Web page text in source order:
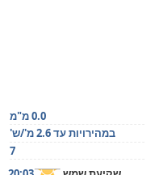
0.0 מ"מ
במהירויות עד 2.6 מ'/ש'
7